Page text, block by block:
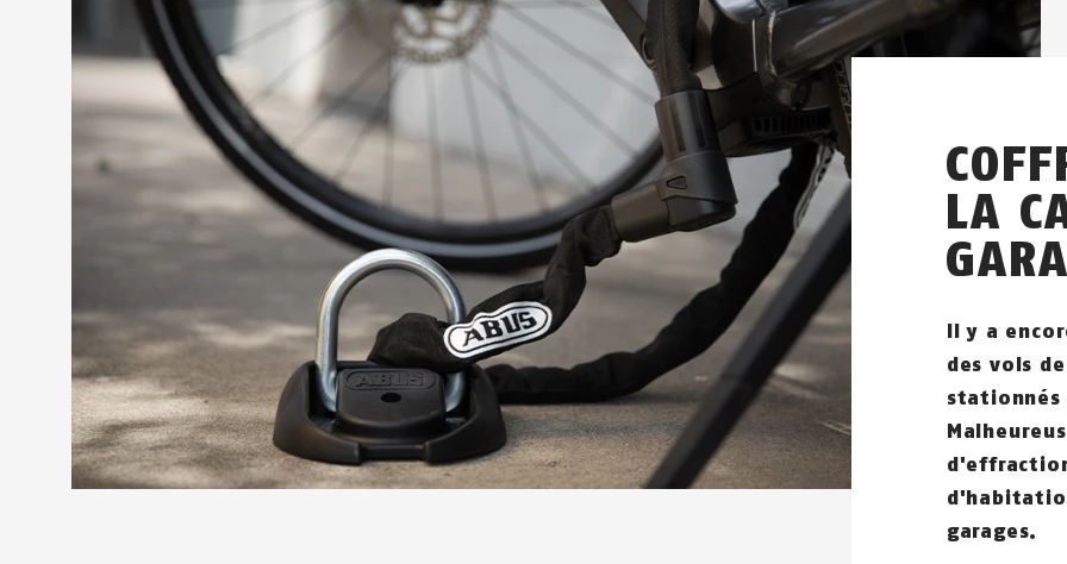
LA
Il y a
des vols
stationnés
garages.